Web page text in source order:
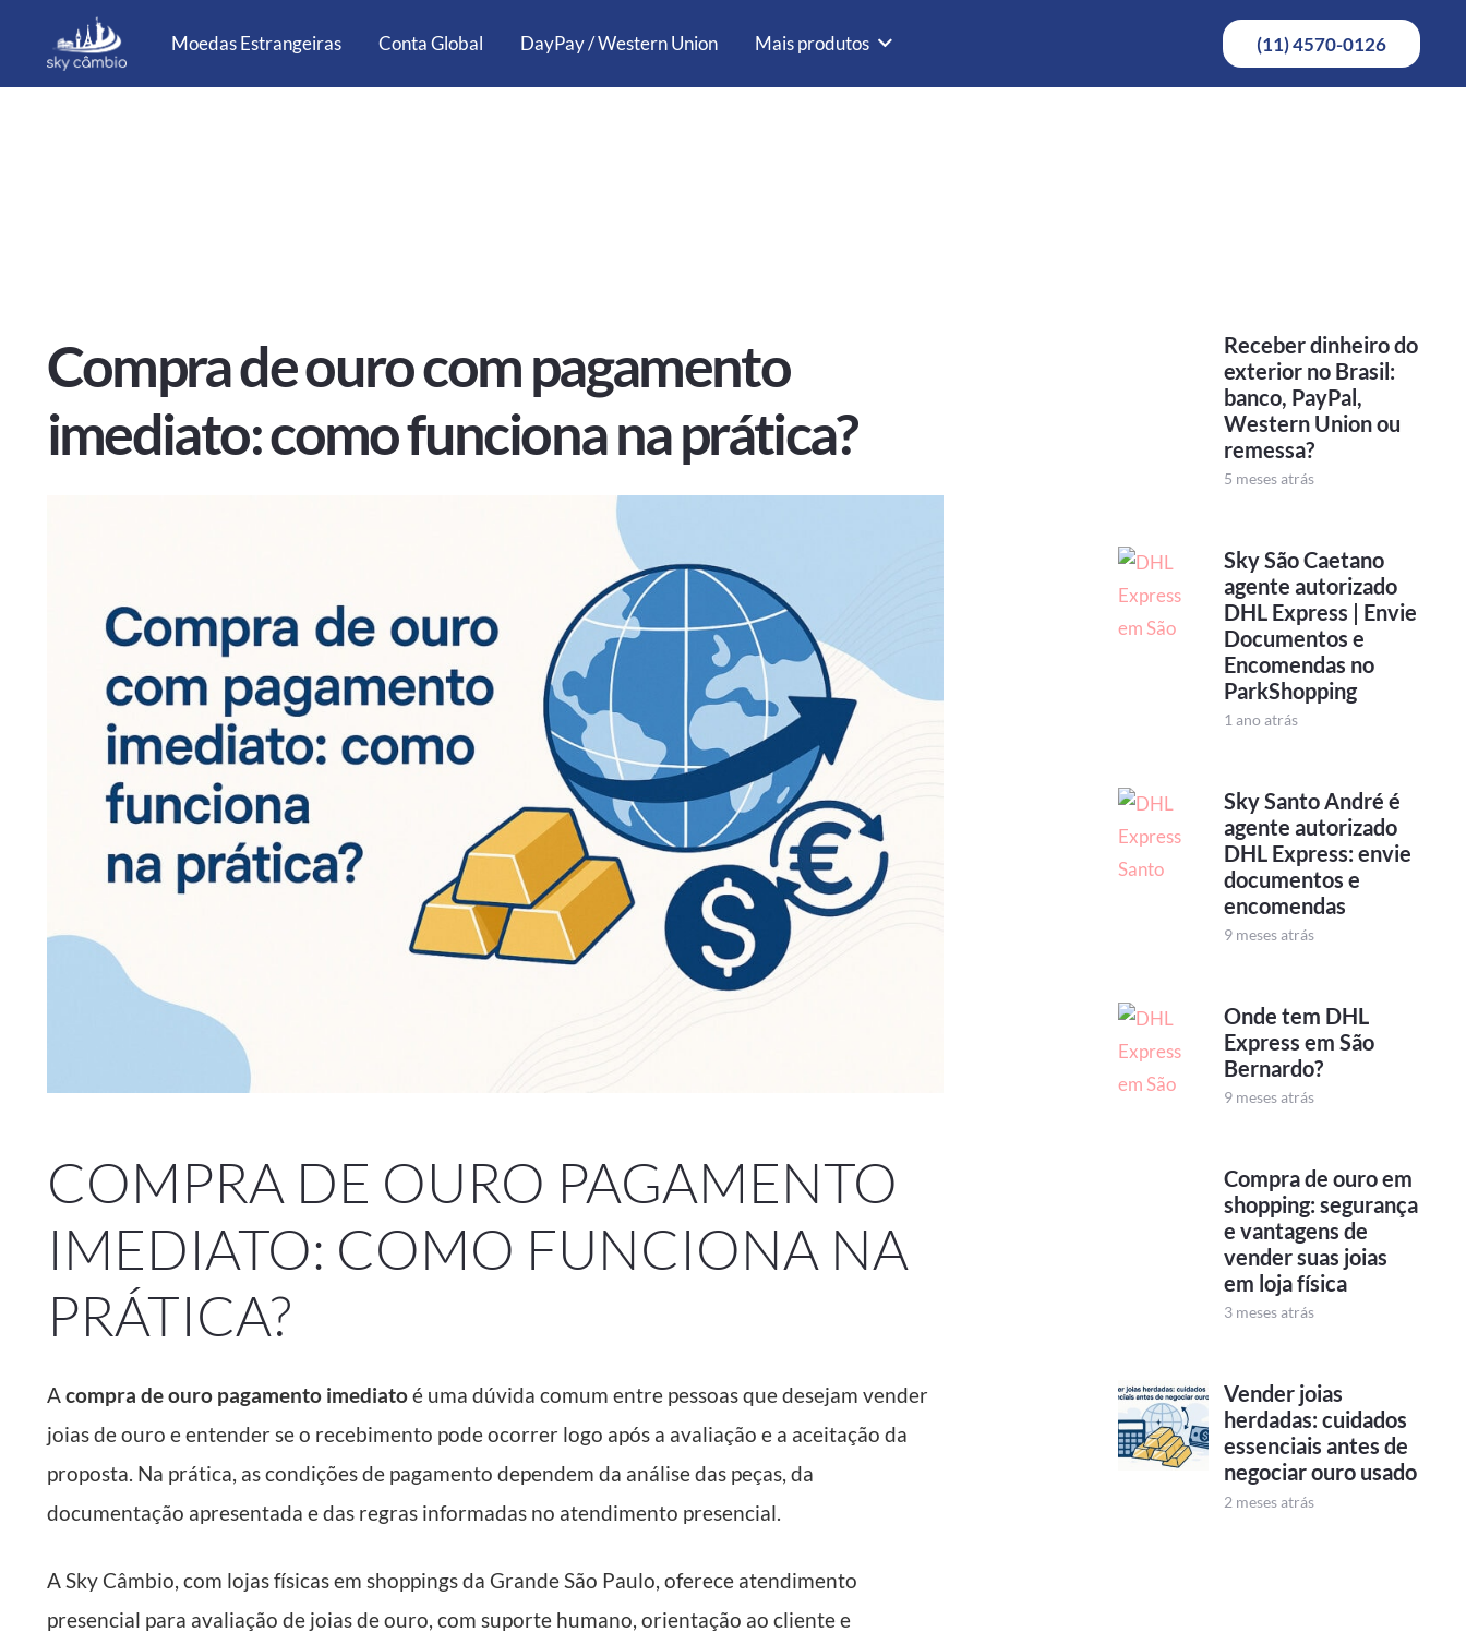
Moedas Estrangeiras Conta Global DayPay / Western Union Mais produtos (11) 4570-0126
Compra de ouro com pagamento
imediato: como funciona na prática?
COMPRA DE OURO PAGAMENTO
IMEDIATO: COMO FUNCIONA NA
PRÁTICA?
Acompra de ouro pagamento imediatoé uma dúvida comum entre pessoas que desejam vender
joias de ouro e entender se o recebimento pode ocorrer logo após a avaliação e a aceitação da
proposta. Na prática, as condições de pagamento dependem da análise das peças, da
documentação apresentada e das regras informadas no atendimento presencial.
A Sky Câmbio, com lojas físicas em shoppings da Grande São Paulo, oferece atendimento
presencial para avaliação de joias de ouro, com suporte humano, orientação ao cliente e
Receber dinheiro do
exterior no Brasil:
banco, PayPal,
Western Union ou
remessa?
5 meses atrás
Sky São Caetano
agente autorizado
DHL Express | Envie
Documentos e
Encomendas no
ParkShopping
1 ano atrás
Sky Santo André é
agente autorizado
DHL Express: envie
documentos e
encomendas
9 meses atrás
Onde tem DHL
Express em São
Bernardo?
9 meses atrás
Compra de ouro em
shopping: segurança
e vantagens de
vender suas joias
em loja física
3 meses atrás
Vender joias
herdadas: cuidados
essenciais antes de
negociar ouro usado
2 meses atrás